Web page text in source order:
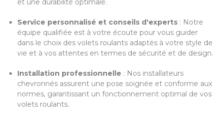
et une durabilité optimale.
Service personnalisé et conseils d'experts : Notre
équipe qualifiée est à votre écoute pour vous guider
dans le choix des volets roulants adaptés à votre style de
vie et à vos attentes en termes de sécurité et de design.
Installation professionnelle : Nos installateurs
chevronnés assurent une pose soignée et conforme aux
normes, garantissant un fonctionnement optimal de vos
volets roulants.